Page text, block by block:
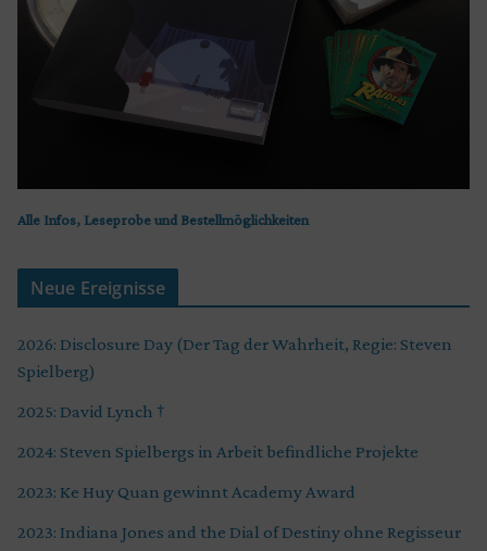
Alle Infos, Leseprobe und Bestellmöglichkeiten
Neue Ereignisse
2026: Disclosure Day (Der Tag der Wahrheit, Regie: Steven
Spielberg)
2025: David Lynch †
2024: Steven Spielbergs in Arbeit befindliche Projekte
2023: Ke Huy Quan gewinnt Academy Award
2023: Indiana Jones and the Dial of Destiny ohne Regisseur